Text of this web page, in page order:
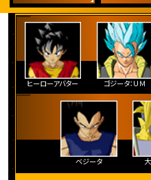
ヒーローアバター ゴジータ：ＵＭ
ベジータ